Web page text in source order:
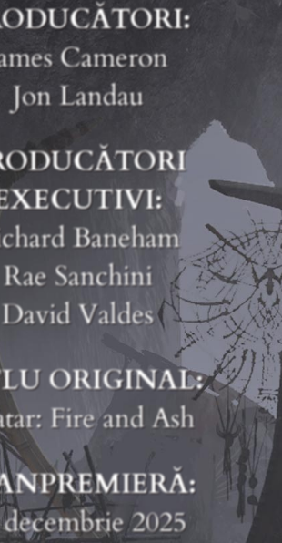
Cameron
Jon Landau
Baneham
Rae Sanchini
David Valdes
ORIGINAL:
Fire and Ash
2025